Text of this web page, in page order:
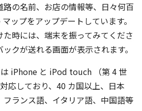
の名前、お店の情報等、日々何百
ップをアップデートしています。
時には、端末を振ってみてくださ
クが送れる画面が表示されます。
iPhone と iPod touch （第 4 世
応しており、40 カ国以上、日本
ランス語、イタリア語、中国語等